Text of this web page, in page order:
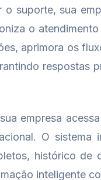
o suporte, sua
o
aprimora os
respostas
empresa
O sistema
histórico de
inteligente